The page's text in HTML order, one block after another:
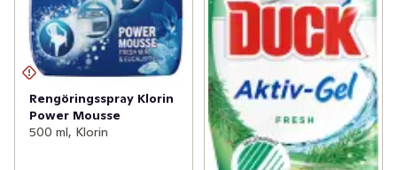
Rengöringsspray Klorin
Power Mousse
500 ml, Klorin